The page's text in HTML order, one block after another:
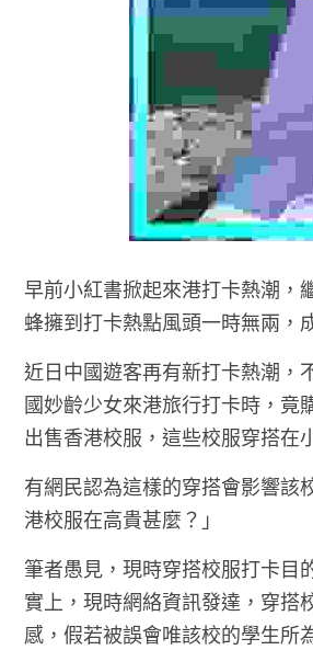
早前小紅書掀起來港打卡熱潮，
蜂擁到打卡熱點風頭一時無兩，
近日中國遊客再有新打卡熱潮，
國妙齡少女來港旅行打卡時，竟
出售香港校服，這些校服穿搭在
有網民認為這樣的穿搭會影響該
港校服在高貴甚麼？」
筆者愚見，現時穿搭校服打卡目
實上，現時網絡資訊發達，穿搭
感，假若被誤會唯該校的學生所